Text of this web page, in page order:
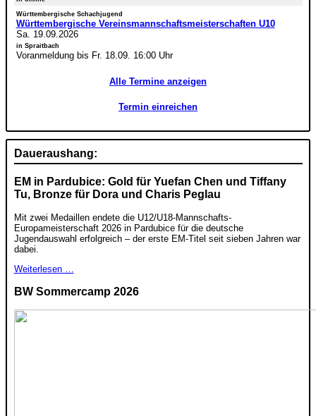
Württembergische Schachjugend
Württembergische Vereinsmannschaftsmeisterschaften U10
Sa. 19.09.2026
in Spraitbach
Voranmeldung bis Fr. 18.09. 16:00 Uhr
Alle Termine anzeigen
Termin einreichen
Daueraushang:
EM in Pardubice: Gold für Yuefan Chen und Tiffany
Tu, Bronze für Dora und Charis Peglau
Mit zwei Medaillen endete die U12/U18-Mannschafts-
Europameisterschaft 2026 in Pardubice für die deutsche
Jugendauswahl erfolgreich – der erste EM-Titel seit sieben Jahren war
dabei.
Weiterlesen …
BW Sommercamp 2026